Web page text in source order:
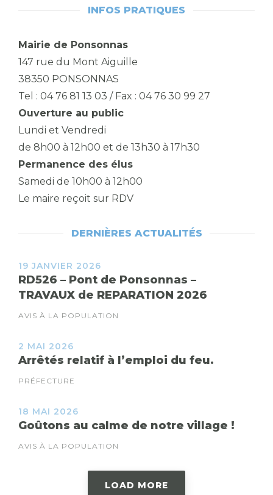
INFOS PRATIQUES
Mairie de Ponsonnas
147 rue du Mont Aiguille
38350 PONSONNAS
Tel : 04 76 81 13 03 / Fax : 04 76 30 99 27
Ouverture au public
Lundi et Vendredi
de 8h00 à 12h00 et de 13h30 à 17h30
Permanence des élus
Samedi de 10h00 à 12h00
Le maire reçoit sur RDV
DERNIÈRES ACTUALITÉS
19 JANVIER 2026
RD526 – Pont de Ponsonnas –
TRAVAUX de REPARATION 2026
AVIS À LA POPULATION
2 MAI 2026
Arrêtés relatif à l’emploi du feu.
PRÉFECTURE
18 MAI 2026
Goûtons au calme de notre village !
AVIS À LA POPULATION
LOAD MORE